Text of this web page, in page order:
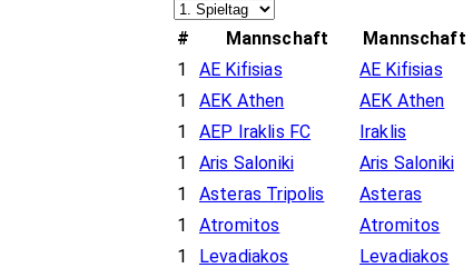
# Mannschaft Mannschaft
1
AE Kifisias AE Kifisias
1
AEK Athen AEK Athen
1
AEP Iraklis FC Iraklis
1
Aris Saloniki Aris Saloniki
1
Asteras Tripolis Asteras
1
Atromitos Atromitos
1
Levadiakos Levadiakos